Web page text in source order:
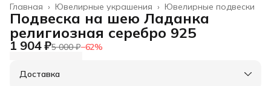
Ювелирные подвески
Ювелирные украшения ›
Главная ›
Подвеска на шею Ладанка
религиозная серебро 925
1 904 ₽5 000 ₽−62%
Доставка